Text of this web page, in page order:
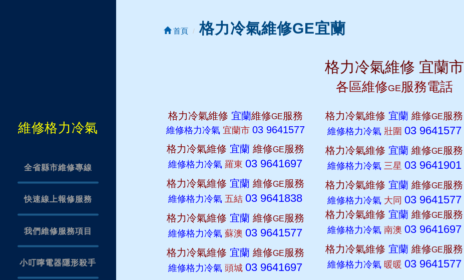
維修格力冷氣
全省縣市維修專線
快速線上報修服務
我們維修服務項目
小叮嚀電器隱形殺手
首頁 格力冷氣維修GE宜蘭
格力冷氣維修 宜蘭市
各區維修GE服務電話
格力冷氣維修 宜蘭維修GE服務
維修格力冷氣 宜蘭市 03 9641577
格力冷氣維修 宜蘭 維修GE服務
維修格力冷氣羅東03 9641697
格力冷氣維修 宜蘭 維修GE服務
維修格力冷氣五結03 9641838
格力冷氣維修 宜蘭 維修GE服務
維修格力冷氣蘇澳03 9641577
格力冷氣維修 宜蘭 維修GE服務
維修格力冷氣頭城03 9641697
格力冷氣維修 宜蘭維修GE服務
維修格力冷氣 壯圍 03 9641577
格力冷氣維修 宜蘭維修GE服務
維修格力冷氣 三星 03 9641901
格力冷氣維修 宜蘭維修GE服務
維修格力冷氣 大同 03 9641577
格力冷氣維修 宜蘭維修GE服務
維修格力冷氣 南澳 03 9641697
格力冷氣維修 宜蘭維修GE服務
維修格力冷氣 暖暖 03 9641577